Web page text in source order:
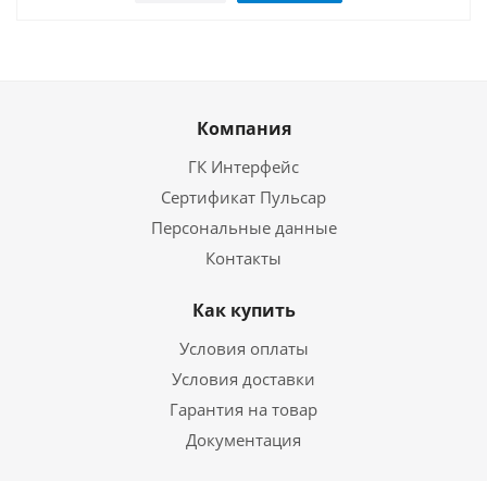
Компания
ГК Интерфейс
Сертификат Пульсар
Персональные данные
Контакты
Как купить
Условия оплаты
Условия доставки
Гарантия на товар
Документация